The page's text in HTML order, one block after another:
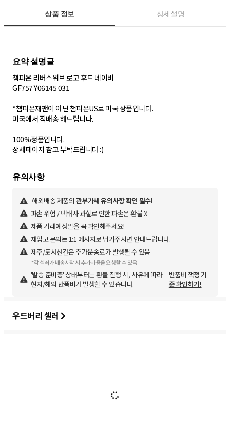
상품 정보 상세설명
요약 설명글
챔피온 리버스위브 로고 후드 네이비
GF757 Y06145 031
*챔피온재팬이 아닌 챔피온US로 미국 상품입니다.
미국에서 직배송 해드립니다.
100%정품입니다.
상세페이지 참고 부탁드립니다 :)
유의사항
해외배송 제품의 관부가세 유의사항 확인 필수!
파손 위험 / 택배사 과실로 인한 파손은 환불 X
제품 거래예정일을 꼭 확인해주세요!
재입고 문의는 1:1 메시지로 남겨주시면 안내드립니다.
제주/도서산간은 추가운송료가 발생될 수 있음
*각 셀러가 배송시작 시 추가비용을 요청할 수 있음
'발송 준비중' 상태부터는 환불 진행 시, 사유에 따라
현지/해외 반품비가 발생할 수 있습니다.
반품비 책정 기
준 확인하기!
우드버리 셀러